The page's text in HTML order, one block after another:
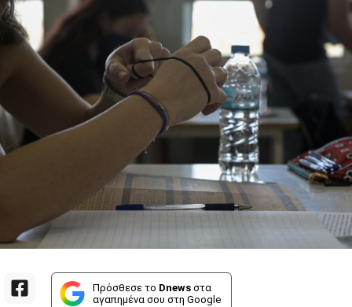
Πρόσθεσε το Dnews στα
αγαπημένα σου στη Google